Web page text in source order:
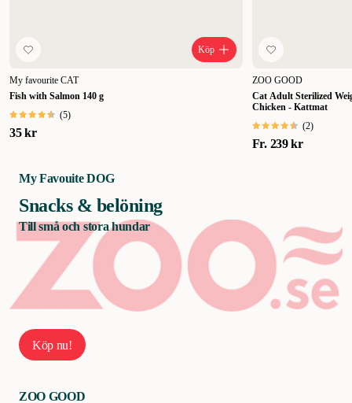
Köp
My favourite CAT
Fish with Salmon 140 g
(5)
35 kr
ZOO GOOD
Cat Adult Sterilized
Chicken - Kattmat
(2)
Fr. 239 kr
My Favouite DOG
Snacks & belöning
Till små och stora hundar
Köp nu!
ZOO GOOD